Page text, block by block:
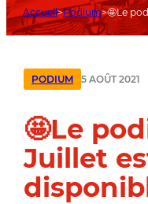
Accueil Podium 🤩Le
PODIUM 5 AOÛT 2021
🤩Le
Juillet